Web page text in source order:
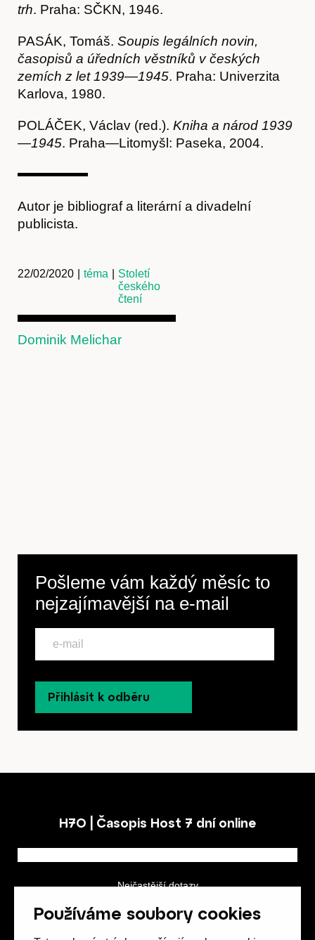
Používáme soubory cookies
trh. Praha: SČKN, 1946.
PASÁK, Tomáš. Soupis legálních novin,
časopisů a úředních věstníků v českých
zemích z let 1939—1945. Praha: Univerzita
Karlova, 1980.
POLÁČEK, Václav (red.). Kniha a národ 1939
—1945. Praha—Litomyšl: Paseka, 2004.
Autor je bibliograf a literární a divadelní
publicista.
22/02/2020 téma
Století
českého
čtení
Dominik Melichar
Pošleme vám každý měsíc to
nejzajímavější na e-mail
Přihlásit k odběru
H7O | Časopis Host 7 dní online
Nejčastější dotazy
Obchodní podmínky